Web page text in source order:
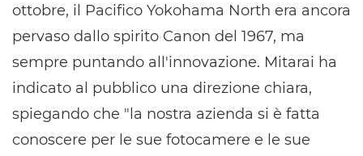
ottobre, il Pacifico Yokohama North era ancora
pervaso dallo spirito Canon del 1967, ma
sempre puntando all'innovazione. Mitarai ha
indicato al pubblico una direzione chiara,
spiegando che "la nostra azienda si è fatta
conoscere per le sue fotocamere e le sue